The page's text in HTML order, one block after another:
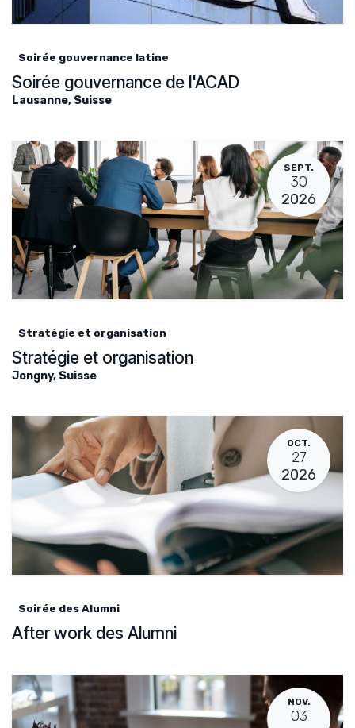
Soirée gouvernance latine
Soirée gouvernance de l'ACAD
Lausanne, Suisse
SEPT.
30
2026
Stratégie et organisation
Stratégie et organisation
Jongny, Suisse
OCT.
27
2026
Soirée des Alumni
After work des Alumni
NOV.
03